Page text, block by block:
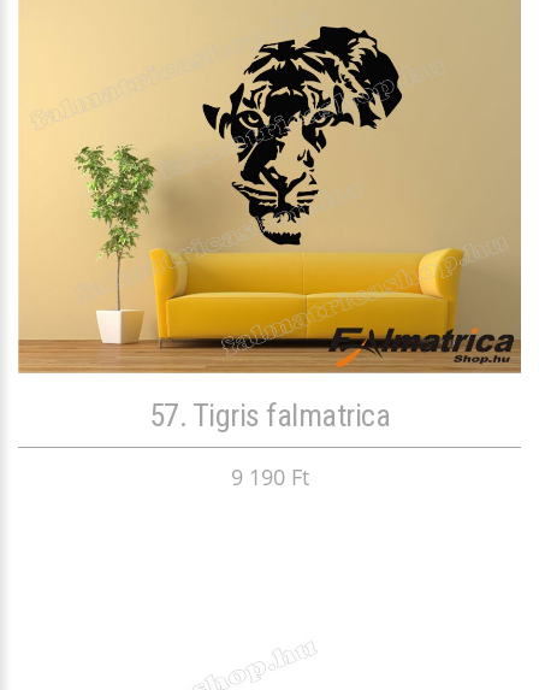
57. Tigris falmatrica
9 190 Ft